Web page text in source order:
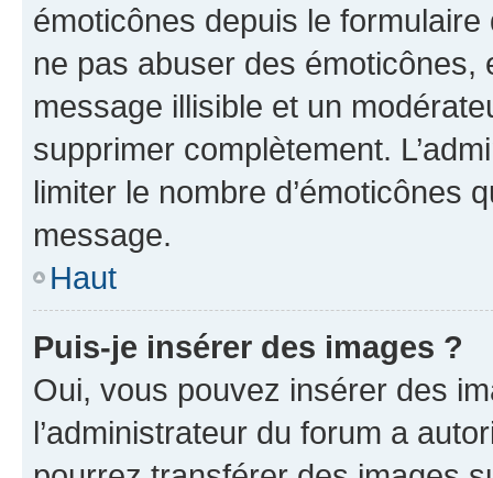
émoticônes depuis le
ne pas abuser des
message illisible et un
supprimer complètement.
limiter le nombre d’émoticônes
message.
Haut
Puis-je insérer des images ?
Oui, vous pouvez insérer des
l’administrateur du forum a